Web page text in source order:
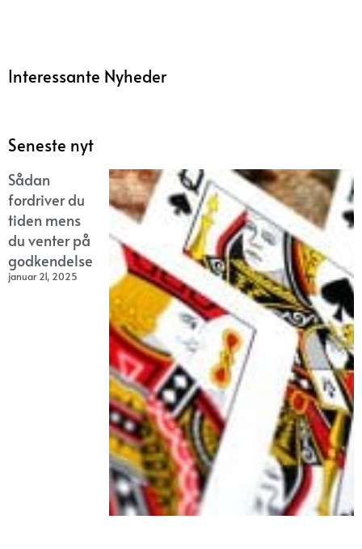
Interessante Nyheder
Seneste nyt
Sådan
fordriver du
tiden mens
du venter på
godkendelse
januar 21, 2025